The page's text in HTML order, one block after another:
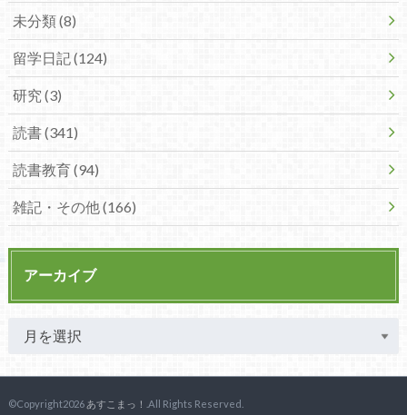
未分類 (8)
留学日記 (124)
研究 (3)
読書 (341)
読書教育 (94)
雑記・その他 (166)
アーカイブ
©Copyright2026 あすこまっ！ .All Rights Reserved.